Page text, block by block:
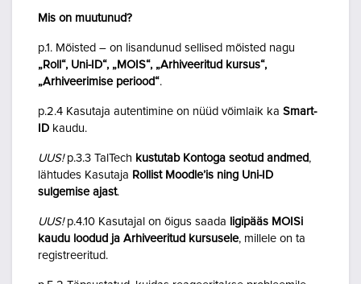
Mis on muutunud?
p.1. Mõisted – on lisandunud sellised mõisted nagu
„Roll“, Uni-ID“, „MOIS“, „Arhiveeritud kursus“,
„Arhiveerimise periood“.
p.2.4 Kasutaja autentimine on nüüd võimlaik ka Smart-
ID kaudu.
UUS!p.3.3 TalTech kustutab Kontoga seotud andmed,
lähtudes Kasutaja Rollist Moodle’is ning Uni-ID
sulgemise ajast.
UUS!p.4.10 Kasutajal on õigus saada ligipääs MOISi
kaudu loodud ja Arhiveeritud kursusele, millele on ta
registreeritud.